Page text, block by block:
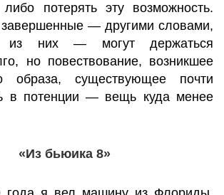
потерять эту возможность.
— другими словами,
из них — могут держаться
но повествование, возникшее
образа, существующее почти
в потенции — вещь куда менее
«Из бьюика 8»